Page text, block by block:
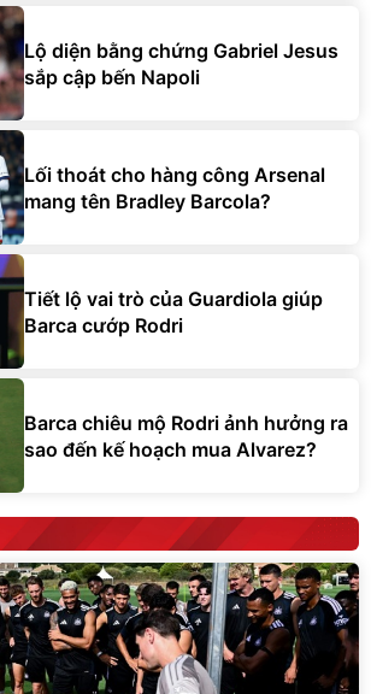
Lộ diện bằng chứng Gabriel Jesus
sắp cập bến Napoli
Lối thoát cho hàng công Arsenal
mang tên Bradley Barcola?
Tiết lộ vai trò của Guardiola giúp
Barca cướp Rodri
Barca chiêu mộ Rodri ảnh hưởng ra
sao đến kế hoạch mua Alvarez?